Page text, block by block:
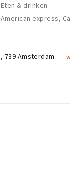
Eten & drinken
American express,
, 739 Amsterdam